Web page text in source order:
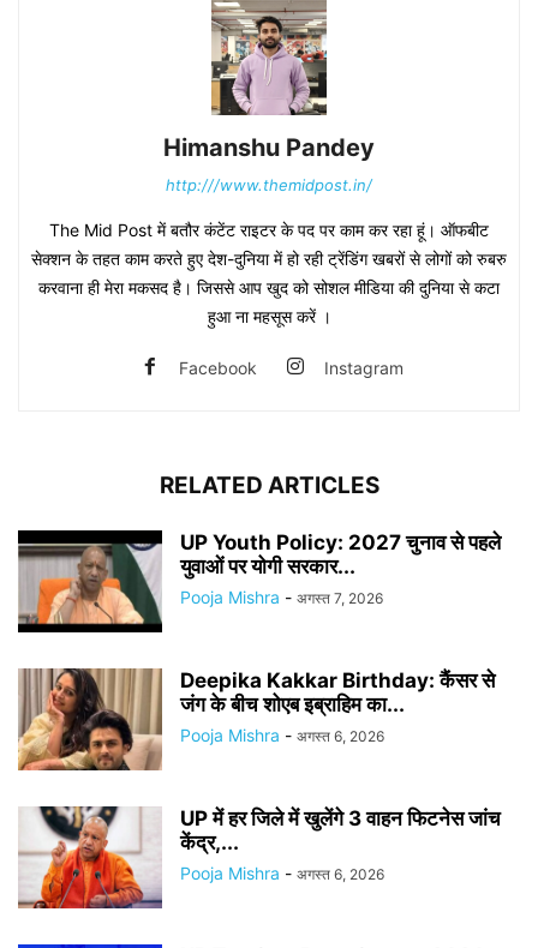
Himanshu Pandey
http:///www.themidpost.in/
The Mid Post में बतौर कंटेंट राइटर के पद पर काम कर रहा हूं। ऑफबीट
सेक्शन के तहत काम करते हुए देश-दुनिया में हो रही ट्रेंडिंग खबरों से लोगों को रुबरु
करवाना ही मेरा मकसद है। जिससे आप खुद को सोशल मीडिया की दुनिया से कटा
हुआ ना महसूस करें ।
Facebook Instagram
RELATED ARTICLES
UP Youth Policy: 2027 चुनाव से पहले
युवाओं पर योगी सरकार...
Pooja Mishra - अगस्त 7, 2026
Deepika Kakkar Birthday: कैंसर से
जंग के बीच शोएब इब्राहिम का...
Pooja Mishra - अगस्त 6, 2026
UP में हर जिले में खुलेंगे 3 वाहन फिटनेस जांच
केंद्र,...
Pooja Mishra - अगस्त 6, 2026